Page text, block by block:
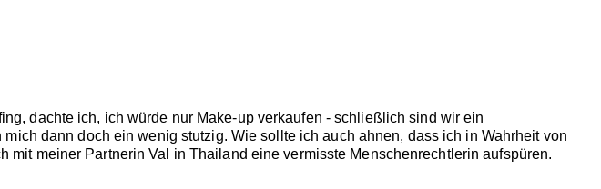
dachte ich, ich würde nur Make-up verkaufen - schließlich sind wir ein
dann doch ein wenig stutzig. Wie sollte ich auch ahnen, dass ich in Wahrheit von
meiner Partnerin Val in Thailand eine vermisste Menschenrechtlerin aufspüren.